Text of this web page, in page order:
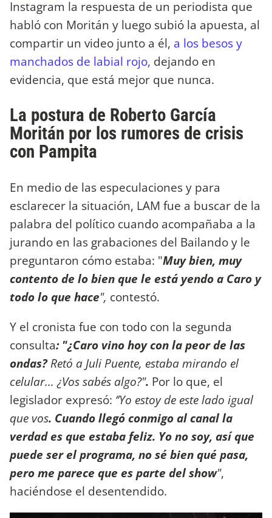
Instagram la respuesta de un periodista que
habló con Moritán y luego subió la apuesta, al
compartir un video junto a él, a los besos y
manchados de labial rojo, dejando en
evidencia, que está mejor que nunca.
La postura de Roberto García
Moritán por los rumores de crisis
con Pampita
En medio de las especulaciones y para
esclarecer la situación, LAM fue a buscar de la
palabra del político cuando acompañaba a la
jurando en las grabaciones del Bailando y le
preguntaron cómo estaba: "Muy bien, muy
contento de lo bien que le está yendo a Caro y
todo lo que hace", contestó.
Y el cronista fue con todo con la segunda
consulta: "¿Caro vino hoy con la peor de las
ondas?Retó a Juli Puente, estaba mirando el
celular... ¿Vos sabés algo?". Por lo que, el
legislador expresó: ‘’Yo estoy de este lado igual
que vos. Cuando llegó conmigo al canal la
verdad es que estaba feliz. Yo no soy, así que
puede ser el programa, no sé bien qué pasa,
pero me parece que es parte del show",
haciéndose el desentendido.